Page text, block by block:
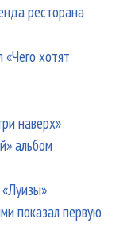
ресторана
хотят
наверх»
альбом
показал первую